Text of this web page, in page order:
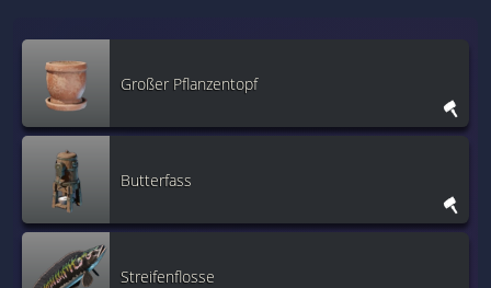
Großer Pflanzentopf
Butterfass
Streifenflosse